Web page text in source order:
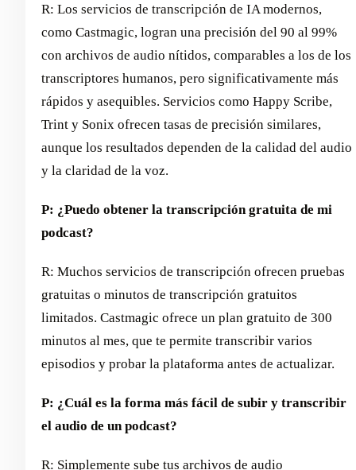
R: Los servicios de transcripción de IA modernos,
como Castmagic, logran una precisión del 90 al 99%
con archivos de audio nítidos, comparables a los de los
transcriptores humanos, pero significativamente más
rápidos y asequibles. Servicios como Happy Scribe,
Trint y Sonix ofrecen tasas de precisión similares,
aunque los resultados dependen de la calidad del audio
y la claridad de la voz.
P: ¿Puedo obtener la transcripción gratuita de mi
podcast?
R: Muchos servicios de transcripción ofrecen pruebas
gratuitas o minutos de transcripción gratuitos
limitados. Castmagic ofrece un plan gratuito de 300
minutos al mes, que te permite transcribir varios
episodios y probar la plataforma antes de actualizar.
P: ¿Cuál es la forma más fácil de subir y transcribir
el audio de un podcast?
R: Simplemente sube tus archivos de audio